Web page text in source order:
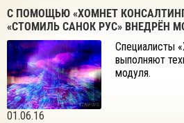
С ПОМОЩЬЮ «ХОМНЕТ
«СТОМИЛЬ САНОК РУС» ВНЕДРЁН
01.06.16
Специалисты
выполняют
модуля.